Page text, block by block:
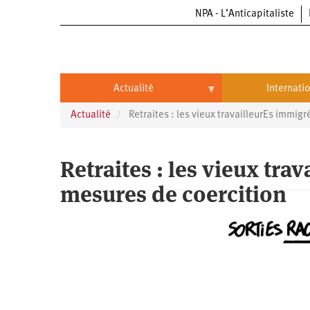
NPA - L’Anticapitaliste
Actualité
Actualité
Entreprises
Entreprises
Oppressions
International
Chine
États-
Continents
Actualité Retraites : les vieux travailleurEs
Retraites : les vieux
mesures de coercition